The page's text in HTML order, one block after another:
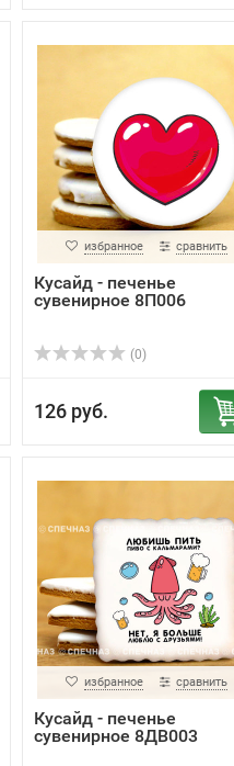
избранное сравнить
Кусайд - печенье
сувенирное 8П006
(0)
126 руб.
избранное сравнить
Кусайд - печенье
сувенирное 8ДВ003